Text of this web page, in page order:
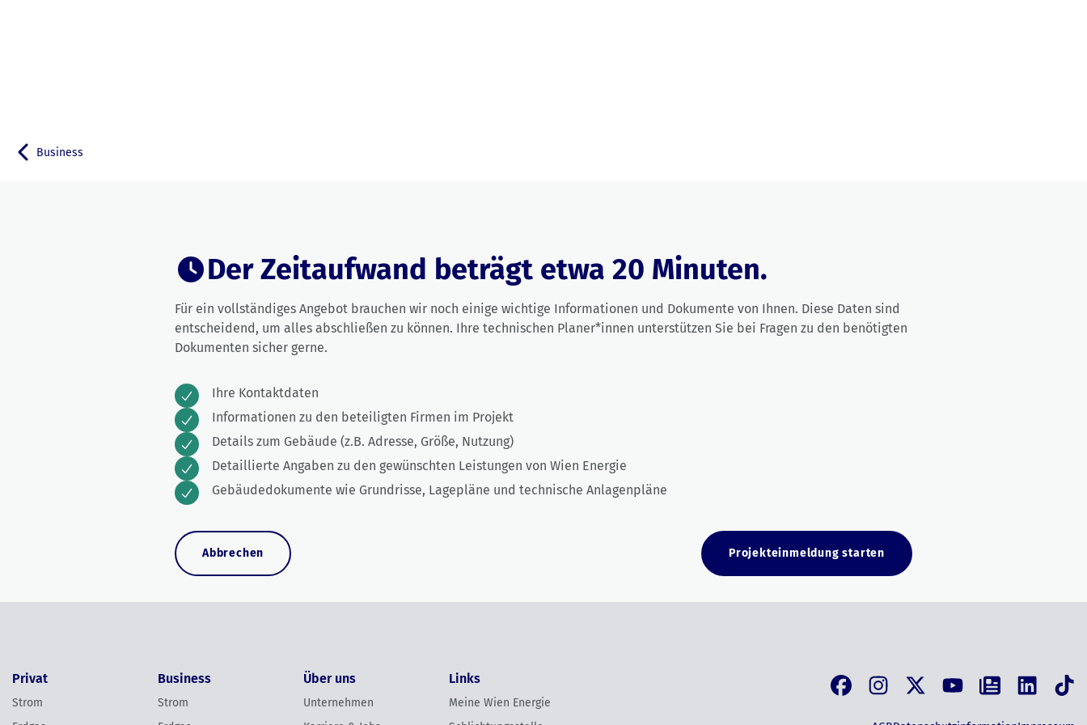
Zurück zu
Business
Der Zeitaufwand beträgt etwa 20 Minuten.
Für ein vollständiges Angebot brauchen wir noch einige wichtige Informationen und Dokumente von Ihnen. Diese Daten sind
entscheidend, um alles abschließen zu können. Ihre technischen Planer*innen unterstützen Sie bei Fragen zu den benötigten
Dokumenten sicher gerne.
Ihre Kontaktdaten
Informationen zu den beteiligten Firmen im Projekt
Details zum Gebäude (z.B. Adresse, Größe, Nutzung)
Detaillierte Angaben zu den gewünschten Leistungen von Wien Energie
Gebäudedokumente wie Grundrisse, Lagepläne und technische Anlagenpläne
Abbrechen Projekteinmeldung starten
Privat
Strom
Business
Strom
Über uns
Unternehmen
Links
Meine Wien Energie